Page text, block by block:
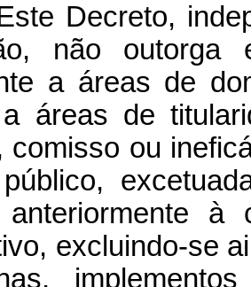
Decreto,
não outorga
a áreas de
áreas de
comisso ou
anteriormente
excluindo-se